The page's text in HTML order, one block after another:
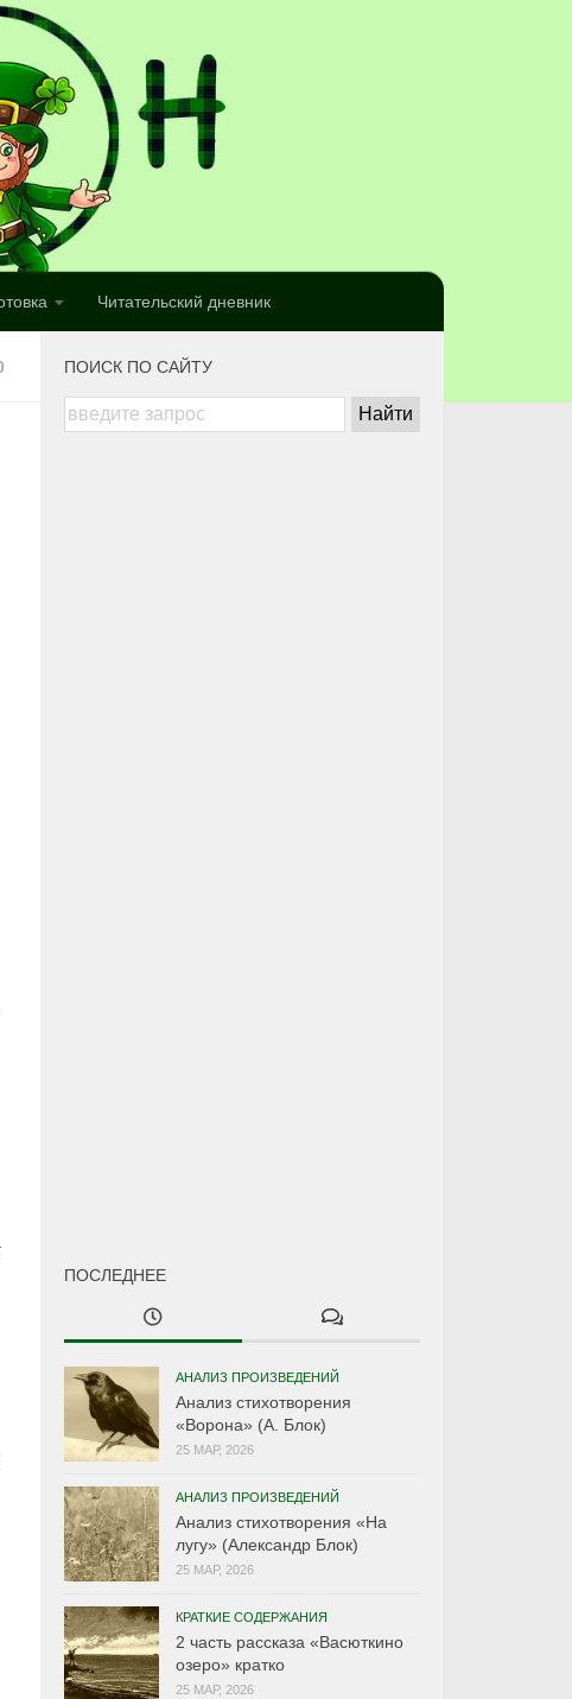
Читательский дневник
ПОИСК ПО САЙТУ
ПОСЛЕДНЕЕ
АНАЛИЗ ПРОИЗВЕДЕНИЙ
Анализ стихотворения
«Ворона» (А. Блок)
25 МАР, 2026
АНАЛИЗ ПРОИЗВЕДЕНИЙ
Анализ стихотворения «На
лугу» (Александр Блок)
25 МАР, 2026
КРАТКИЕ СОДЕРЖАНИЯ
2 часть рассказа «Васюткино
озеро» кратко
25 МАР, 2026